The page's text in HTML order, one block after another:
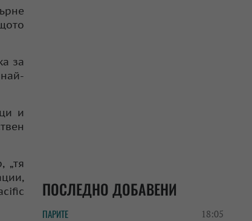
за
и
„тя
ПОСЛЕДНО ДОБАВЕНИ
ПАРИТЕ 18:05